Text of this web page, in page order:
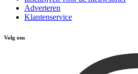
Adverteren
Klantenservice
Volg ons